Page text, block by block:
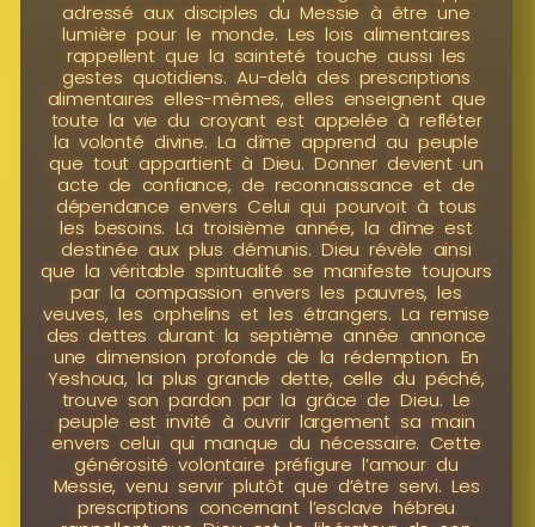
adressé aux disciples du Messie à être une
lumière pour le monde. Les lois alimentaires
rappellent que la sainteté touche aussi les
gestes quotidiens. Au-delà des prescriptions
alimentaires elles-mêmes, elles enseignent que
toute la vie du croyant est appelée à refléter
la volonté divine. La dîme apprend au peuple
que tout appartient à Dieu. Donner devient un
acte de confiance, de reconnaissance et de
dépendance envers Celui qui pourvoit à tous
les besoins. La troisième année, la dîme est
destinée aux plus démunis. Dieu révèle ainsi
que la véritable spiritualité se manifeste toujours
par la compassion envers les pauvres, les
veuves, les orphelins et les étrangers. La remise
des dettes durant la septième année annonce
une dimension profonde de la rédemption. En
Yeshoua, la plus grande dette, celle du péché,
trouve son pardon par la grâce de Dieu. Le
peuple est invité à ouvrir largement sa main
envers celui qui manque du nécessaire. Cette
générosité volontaire préfigure l’amour du
Messie, venu servir plutôt que d’être servi. Les
prescriptions concernant l’esclave hébreu